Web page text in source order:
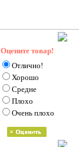
Оцените товар!
Отлично!
Хорошо
Средне
Плохо
Очень плохо